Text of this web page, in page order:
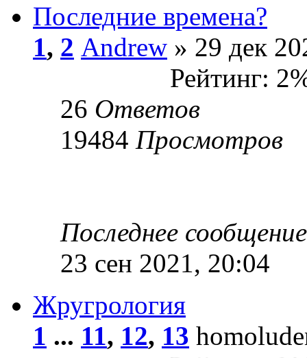
Последние времена?
1, 2 Andrew » 29 дек
Рейтинг:
26 Ответов
19484 Просмотров
Последнее
23 сен 2021, 20:04
Жругрология
1 ... 11, 12, 13